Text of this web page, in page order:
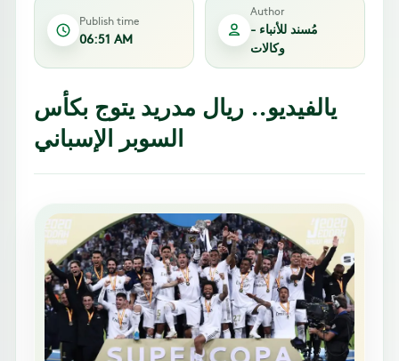
Publish time
06:51 AM
Author
مُسند للأنباء -
وكالات
يالفيديو.. ريال مدريد يتوج بكأس
السوبر الإسباني